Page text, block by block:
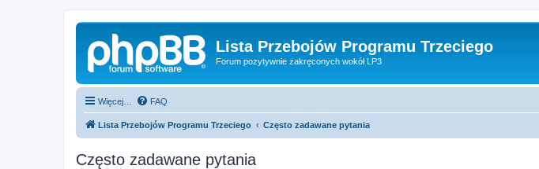
Lista Przebojów Programu Trzeciego
Forum pozytywnie zakręconych wokół LP3
Więcej… FAQ
Lista Przebojów Programu Trzeciego Często zadawane pytania
Często zadawane pytania